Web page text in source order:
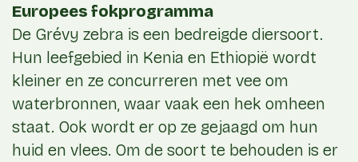
Europees fokprogramma
De Grévy zebra is een bedreigde diersoort.
Hun leefgebied in Kenia en Ethiopië wordt
kleiner en ze concurreren met vee om
waterbronnen, waar vaak een hek omheen
staat. Ook wordt er op ze gejaagd om hun
huid en vlees. Om de soort te behouden is er